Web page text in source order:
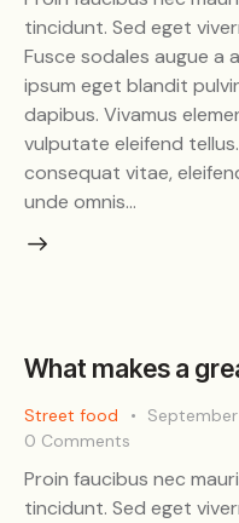
tincidunt. Sed eget
Fusce sodales augue a
ipsum eget blandit
dapibus. Vivamus
vulputate eleifend
consequat vitae,
unde omnis…
What makes a
Street food September
0 Comments
Proin faucibus nec
tincidunt. Sed eget